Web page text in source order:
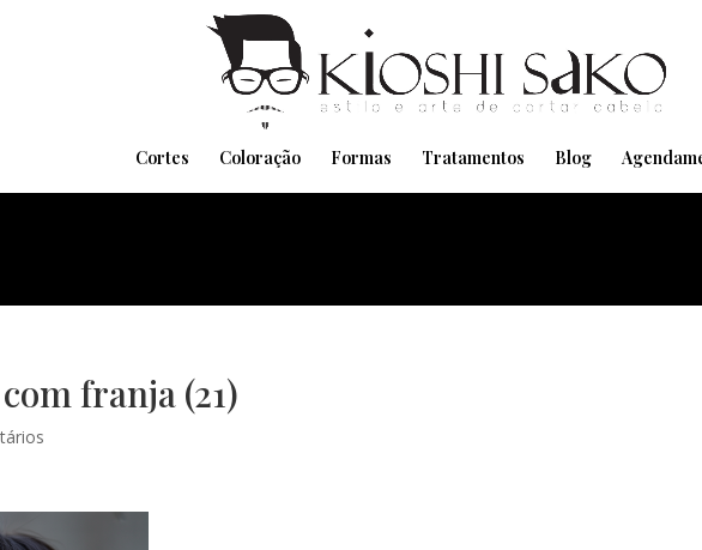
Cortes Coloração Formas Tratamentos Blog
franja (21)
Pensando em transformar seu Visual??
Agende pelo Whatsapp